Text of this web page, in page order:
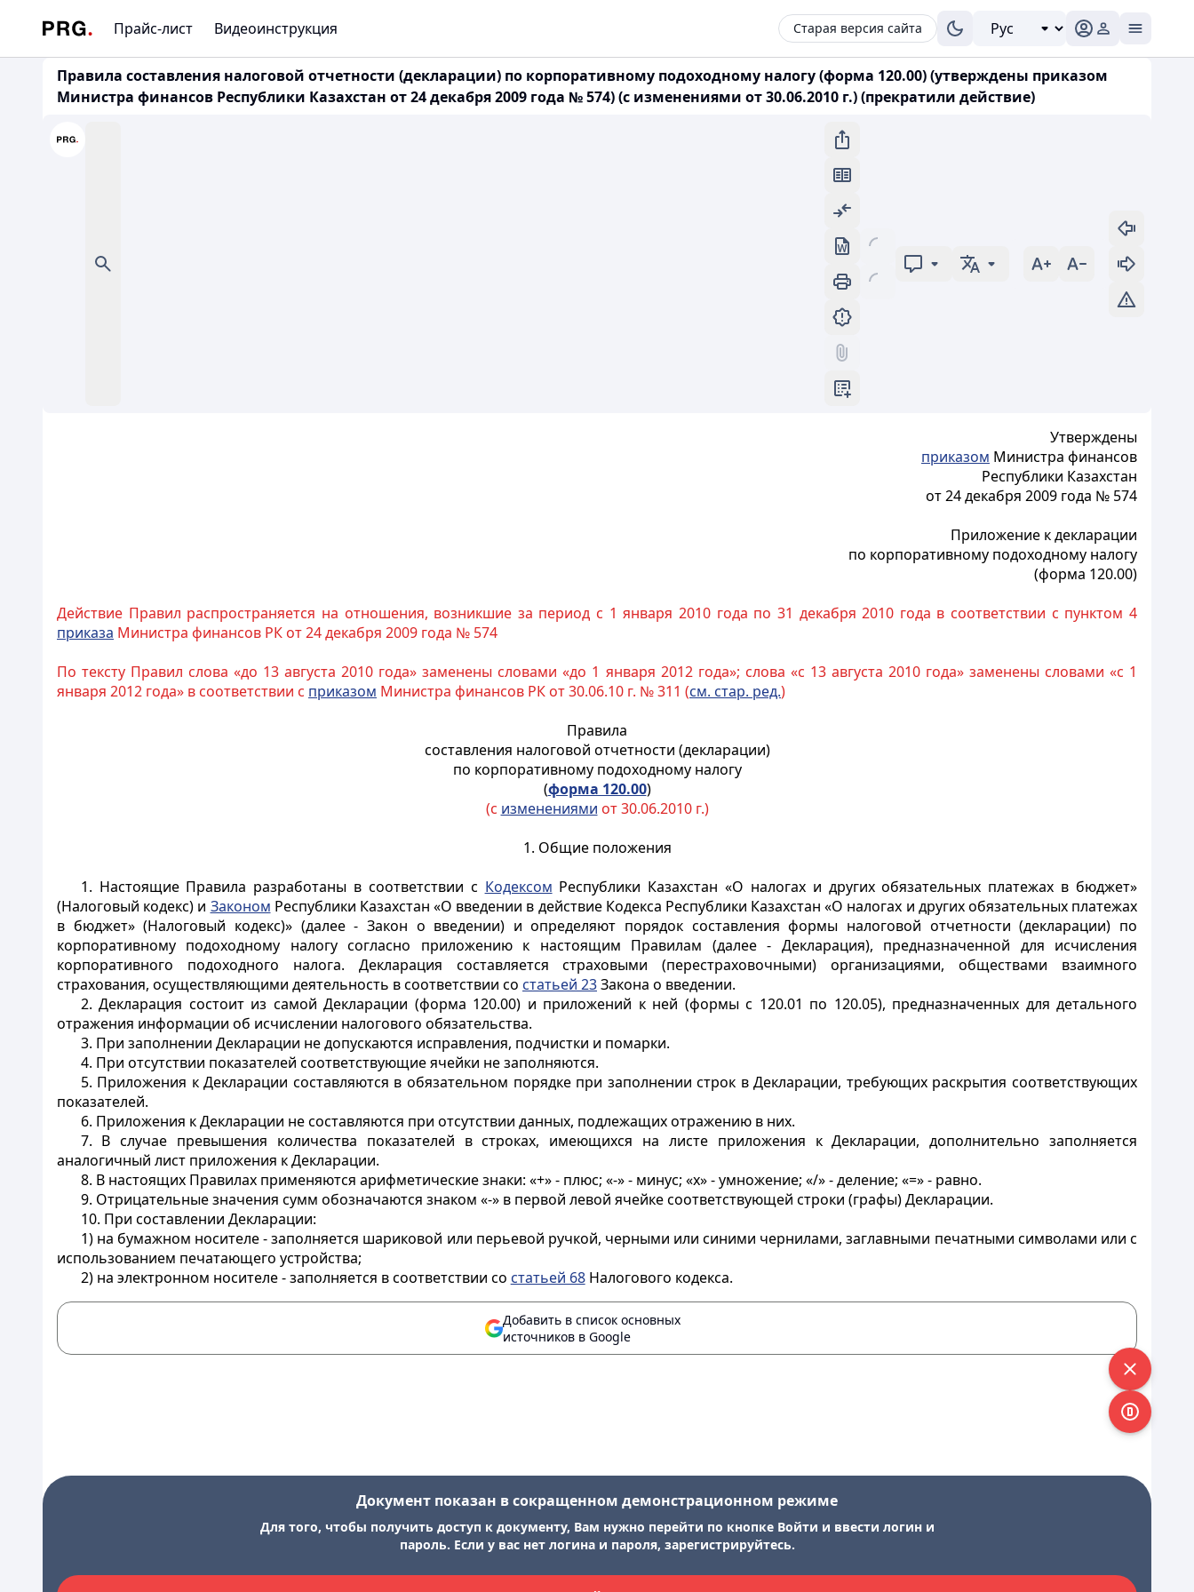
Прайс-лист Видеоинструкция Старая версия сайта
Правила составления налоговой отчетности (декларации) по корпоративному подоходному налогу (форма 120.00) (утверждены приказом
Министра финансов Республики Казахстан от 24 декабря 2009 года № 574) (с изменениями от 30.06.2010 г.) (прекратили действие)
Утверждены
приказом Министра финансов
Республики Казахстан
от 24 декабря 2009 года № 574
Приложение к декларации
по корпоративному подоходному налогу
(форма 120.00)
Действие Правил распространяется на отношения, возникшие за период с 1 января 2010 года по 31 декабря 2010 года в соответствии с пунктом 4
приказа Министра финансов РК от 24 декабря 2009 года № 574
По тексту Правил слова «до 13 августа 2010 года» заменены словами «до 1 января 2012 года»; слова «с 13 августа 2010 года» заменены словами «с 1
января 2012 года» в соответствии с приказом Министра финансов РК от 30.06.10 г. № 311 (см. стар. ред.)
Правила
составления налоговой отчетности (декларации)
по корпоративному подоходному налогу
(форма 120.00)
(с изменениями от 30.06.2010 г.)
1. Общие положения
1. Настоящие Правила разработаны в соответствии с Кодексом Республики Казахстан «О налогах и других обязательных платежах в бюджет»
(Налоговый кодекс) и Законом Республики Казахстан «О введении в действие Кодекса Республики Казахстан «О налогах и других обязательных платежах
в бюджет» (Налоговый кодекс)» (далее - Закон о введении) и определяют порядок составления формы налоговой отчетности (декларации) по
корпоративному подоходному налогу согласно приложению к настоящим Правилам (далее - Декларация), предназначенной для исчисления
корпоративного подоходного налога. Декларация составляется страховыми (перестраховочными) организациями, обществами взаимного
страхования, осуществляющими деятельность в соответствии со статьей 23Закона о введении.
2. Декларация состоит из самой Декларации (форма 120.00) и приложений к ней (формы с 120.01 по 120.05), предназначенных для детального
отражения информации об исчислении налогового обязательства.
3. При заполнении Декларации не допускаются исправления, подчистки и помарки.
4. При отсутствии показателей соответствующие ячейки не заполняются.
5. Приложения к Декларации составляются в обязательном порядке при заполнении строк в Декларации, требующих раскрытия соответствующих
показателей.
6. Приложения к Декларации не составляются при отсутствии данных, подлежащих отражению в них.
7. В случае превышения количества показателей в строках, имеющихся на листе приложения к Декларации, дополнительно заполняется
аналогичный лист приложения к Декларации.
8. В настоящих Правилах применяются арифметические знаки: «+» - плюс; «-» - минус; «х» - умножение; «/» - деление; «=» - равно.
9. Отрицательные значения сумм обозначаются знаком «-» в первой левой ячейке соответствующей строки (графы) Декларации.
10. При составлении Декларации:
1) на бумажном носителе - заполняется шариковой или перьевой ручкой, черными или синими чернилами, заглавными печатными символами или с
использованием печатающего устройства;
2) на электронном носителе - заполняется в соответствии со статьей 68Налогового кодекса.
Добавить в список основных
источников в Google
Документ показан в сокращенном демонстрационном режиме
Для того, чтобы получить доступ к документу, Вам нужно перейти по кнопке Войти и ввести логин и
пароль. Если у вас нет логина и пароля, зарегистрируйтесь.